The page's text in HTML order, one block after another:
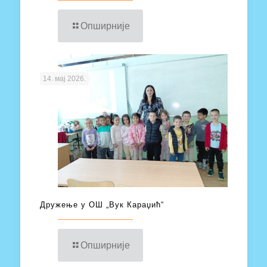
Опширније
14. мај 2026.
Дружење у ОШ „Вук Караџић“
Опширније